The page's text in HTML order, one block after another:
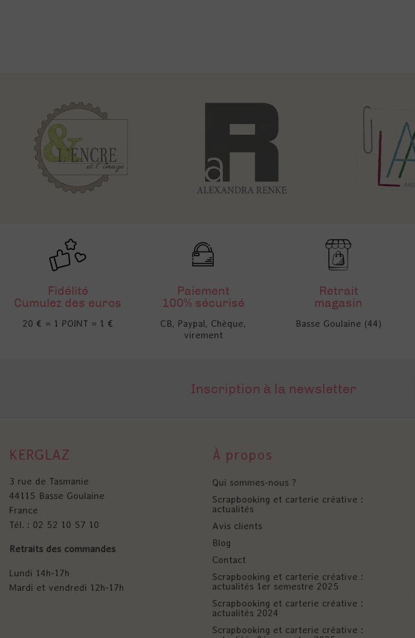
Fidélité
Cumulez des euros
20 € = 1 POINT = 1 €
Paiement
100% sécurisé
CB, Paypal, Chèque,
virement
Retrait
magasin
Basse Goulaine (44)
Inscription à la newsletter
KERGLAZ
3 rue de Tasmanie
44115 Basse Goulaine
France
Tél. : 02 52 10 57 10
Retraits des commandes
Lundi 14h-17h
Mardi et vendredi 12h-17h
À propos
Qui sommes-nous ?
Scrapbooking et carterie créative :
actualités
Avis clients
Blog
Contact
Scrapbooking et carterie créative :
actualités 1er semestre 2025
Scrapbooking et carterie créative :
actualités 2024
Scrapbooking et carterie créative :